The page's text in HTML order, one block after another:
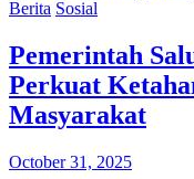
Berita Sosial
Pemerintah
Perkuat
Masyarakat
October 31, 2025